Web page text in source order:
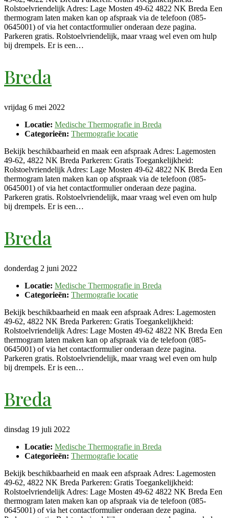
Rolstoelvriendelijk Adres: Lage Mosten 49-62 4822 NK Breda Een
thermogram laten maken kan op afspraak via de telefoon (085-
0645001) of via het contactformulier onderaan deze pagina.
Parkeren gratis. Rolstoelvriendelijk, maar vraag wel even om hulp
bij drempels. Er is een…
Breda
vrijdag 6 mei 2022
Locatie: Medische Thermografie in Breda
Categorieën: Thermografie locatie
Bekijk beschikbaarheid en maak een afspraak Adres: Lagemosten
49-62, 4822 NK Breda Parkeren: Gratis Toegankelijkheid:
Rolstoelvriendelijk Adres: Lage Mosten 49-62 4822 NK Breda Een
thermogram laten maken kan op afspraak via de telefoon (085-
0645001) of via het contactformulier onderaan deze pagina.
Parkeren gratis. Rolstoelvriendelijk, maar vraag wel even om hulp
bij drempels. Er is een…
Breda
donderdag 2 juni 2022
Locatie: Medische Thermografie in Breda
Categorieën: Thermografie locatie
Bekijk beschikbaarheid en maak een afspraak Adres: Lagemosten
49-62, 4822 NK Breda Parkeren: Gratis Toegankelijkheid:
Rolstoelvriendelijk Adres: Lage Mosten 49-62 4822 NK Breda Een
thermogram laten maken kan op afspraak via de telefoon (085-
0645001) of via het contactformulier onderaan deze pagina.
Parkeren gratis. Rolstoelvriendelijk, maar vraag wel even om hulp
bij drempels. Er is een…
Breda
dinsdag 19 juli 2022
Locatie: Medische Thermografie in Breda
Categorieën: Thermografie locatie
Bekijk beschikbaarheid en maak een afspraak Adres: Lagemosten
49-62, 4822 NK Breda Parkeren: Gratis Toegankelijkheid:
Rolstoelvriendelijk Adres: Lage Mosten 49-62 4822 NK Breda Een
thermogram laten maken kan op afspraak via de telefoon (085-
0645001) of via het contactformulier onderaan deze pagina.